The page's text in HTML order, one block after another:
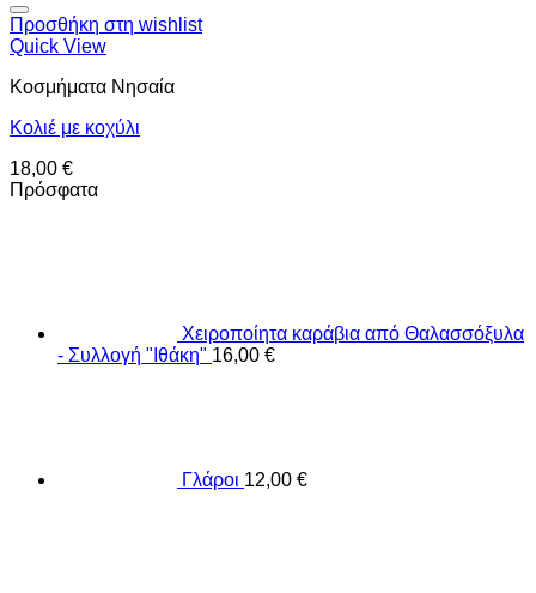
Προσθήκη στη wishlist
Quick View
Κοσμήματα Νησαία
Κολιέ με κοχύλι
18,00 €
Πρόσφατα
Χειροποίητα καράβια από Θαλασσόξυλα
- Συλλογή "Ιθάκη" 16,00 €
Γλάροι 12,00 €